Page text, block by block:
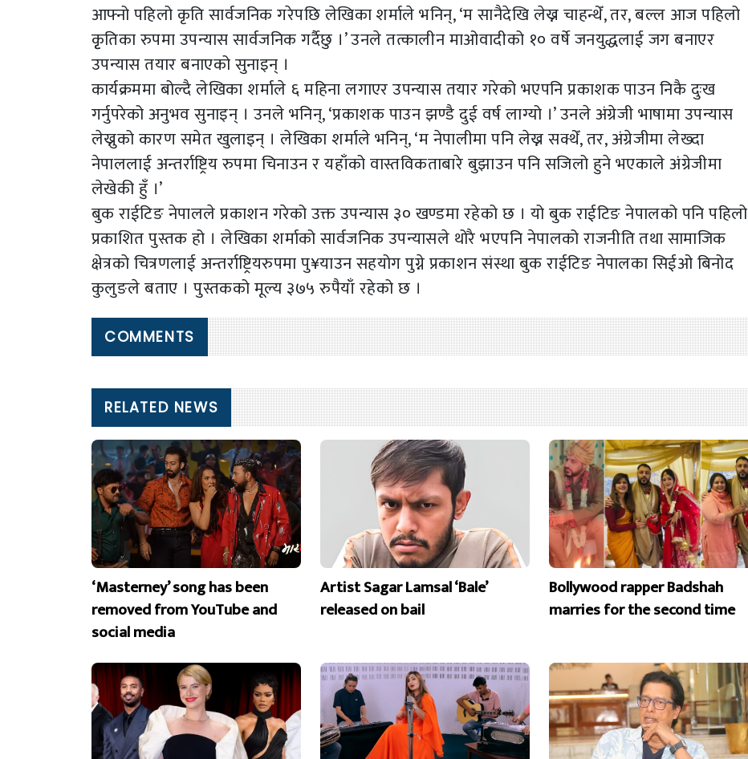
आफ्नो पहिलो कृति सार्वजनिक गरेपछि लेखिका शर्माले भनिन्, ‘म सानैदेखि लेख्न चाहन्थेँ, तर, बल्ल आज पहिलो
कृृतिका रुपमा उपन्यास सार्वजनिक गर्दैछु ।’ उनले तत्कालीन माओवादीको १० वर्षे जनयुद्धलाई जग बनाएर
उपन्यास तयार बनाएको सुनाइन् ।
कार्यक्रममा बोल्दै लेखिका शर्माले ६ महिना लगाएर उपन्यास तयार गरेको भएपनि प्रकाशक पाउन निकै दुःख
गर्नुपरेको अनुभव सुनाइन् । उनले भनिन्, ‘प्रकाशक पाउन झण्डै दुई वर्ष लाग्यो ।’ उनले अंग्रेजी भाषामा उपन्यास
लेख्नुको कारण समेत खुलाइन् । लेखिका शर्माले भनिन्, ‘म नेपालीमा पनि लेख्न सक्थेँ, तर, अंग्रेजीमा लेख्दा
नेपाललाई अन्तर्राष्ट्रिय रुपमा चिनाउन र यहाँको वास्तविकताबारे बुझाउन पनि सजिलो हुने भएकाले अंग्रेजीमा
लेखेकी हुँ ।’
बुक राईटिङ नेपालले प्रकाशन गरेको उक्त उपन्यास ३० खण्डमा रहेको छ । यो बुक राईटिङ नेपालको पनि पहिलो
प्रकाशित पुस्तक हो । लेखिका शर्माको सार्वजनिक उपन्यासले थोरै भएपनि नेपालको राजनीति तथा सामाजिक
क्षेत्रको चित्रणलाई अन्तर्राष्ट्रियरुपमा पु¥याउन सहयोग पुग्ने प्रकाशन संस्था बुक राईटिङ नेपालका सिईओ बिनोद
कुलुङले बताए । पुस्तकको मूल्य ३७५ रुपैयाँ रहेको छ ।
COMMENTS
RELATED NEWS
‘Masterney’ song has been
removed from YouTube and
social media
Artist Sagar Lamsal ‘Bale’
released on bail
Bollywood rapper Badshah
marries for the second time